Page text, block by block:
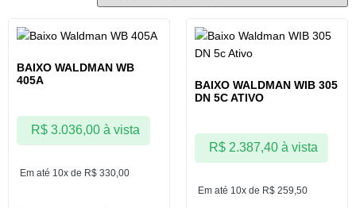
BAIXO WALDMAN WB
405A
Em até 10x de R$ 330,00
R$3.036,00 à vista
BAIXO WALDMAN WIB 305
DN 5C ATIVO
Em até 10x de R$ 259,50
R$2.387,40 à vista